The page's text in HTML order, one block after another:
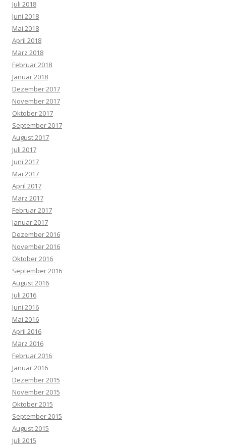
Juli 2018
Juni 2018
Mai 2018
April 2018
März 2018
Februar 2018
Januar 2018
Dezember 2017
November 2017
Oktober 2017
September 2017
August 2017
Juli 2017
Juni 2017
Mai 2017
April 2017
März 2017
Februar 2017
Januar 2017
Dezember 2016
November 2016
Oktober 2016
September 2016
August 2016
Juli 2016
Juni 2016
Mai 2016
April 2016
März 2016
Februar 2016
Januar 2016
Dezember 2015
November 2015
Oktober 2015
September 2015
August 2015
Juli 2015